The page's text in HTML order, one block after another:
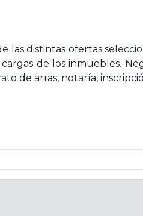
las distintas ofertas
de los inmuebles.
de arras, notaría,